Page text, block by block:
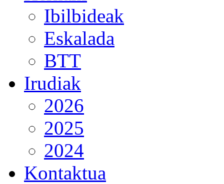
Ibilbideak
Eskalada
BTT
Irudiak
2026
2025
2024
Kontaktua